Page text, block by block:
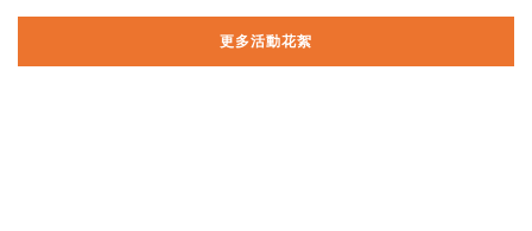
更多活動花絮